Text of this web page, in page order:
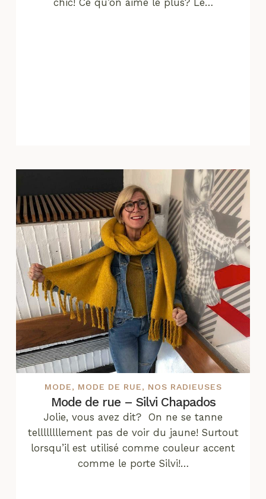
MODE, MODE DE RUE, NOS RADIEUSES
Mode de rue – Silvi Chapados
Jolie, vous avez dit? On ne se tanne
tellllllllement pas de voir du jaune! Surtout
lorsqu’il est utilisé comme couleur accent
comme le porte Silvi!…